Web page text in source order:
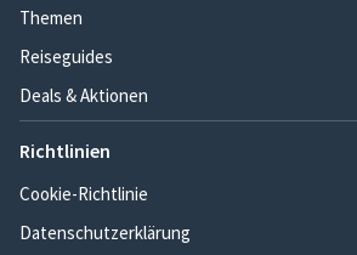
Themen
Reiseguides
Deals & Aktionen
Richtlinien
Cookie-Richtlinie
Datenschutzerklärung